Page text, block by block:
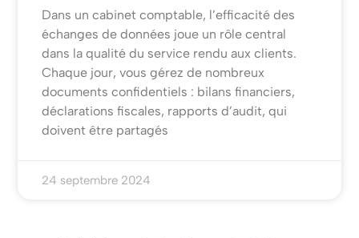
Dans un cabinet comptable, l’efficacité des
échanges de données joue un rôle central
dans la qualité du service rendu aux clients.
Chaque jour, vous gérez de nombreux
documents confidentiels : bilans financiers,
déclarations fiscales, rapports d’audit, qui
doivent être partagés
24 septembre 2024